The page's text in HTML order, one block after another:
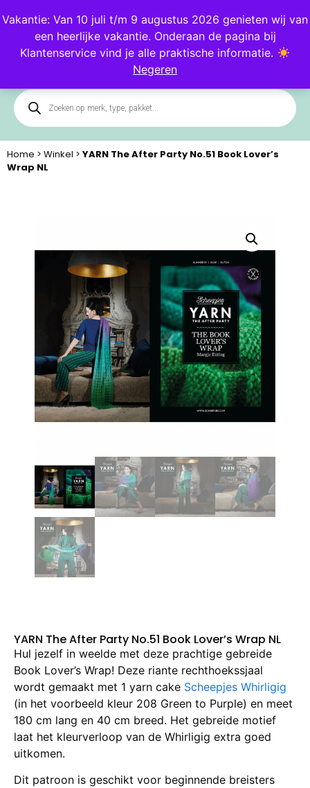
Vakantie: Van 10 juli t/m 9 augustus 2026 genieten wij van
een heerlijke vakantie. Onderaan de pagina bij
Klantenservice vind je alle praktische informatie.
Negeren
BlogKlantenservice
Home > Winkel > YARN The After Party No.51 Book Lover’s
Wrap NL
YARN The After Party No.51 Book Lover’s Wrap NL
Hul jezelf in weelde met deze prachtige gebreide
Book Lover’s Wrap! Deze riante rechthoekssjaal
wordt gemaakt met 1 yarn cake Scheepjes Whirligig
(in het voorbeeld kleur 208 Green to Purple) en meet
180 cm lang en 40 cm breed. Het gebreide motief
laat het kleurverloop van de Whirligig extra goed
uitkomen.
Dit patroon is geschikt voor beginnende breisters